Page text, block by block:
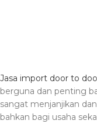
Jasa import door to
berguna dan penting
sangat menjanjikan
bahkan bagi usaha